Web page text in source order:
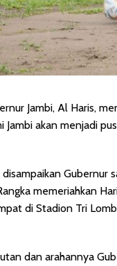
Jambi, Al Haris,
Jambi akan menjadi
Gubernur
memeriahkan
di Stadion Tri
dan arahannya